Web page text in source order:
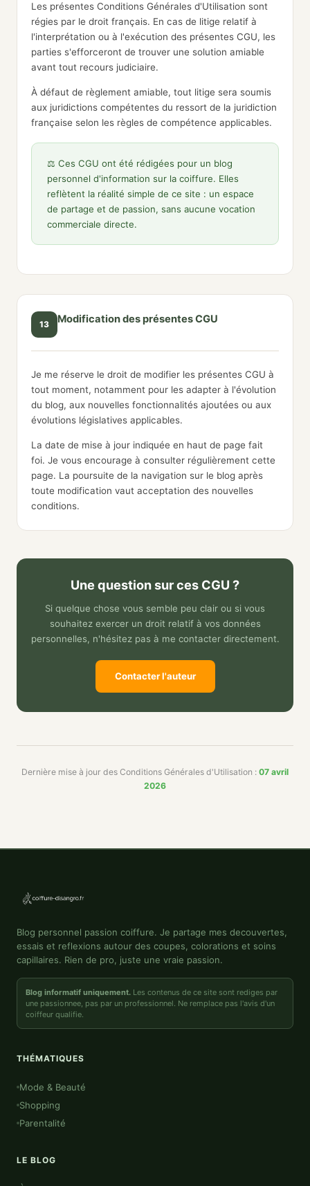
Les présentes Conditions Générales d'Utilisation sont
régies par le droit français. En cas de litige relatif à
l'interprétation ou à l'exécution des présentes CGU, les
parties s'efforceront de trouver une solution amiable
avant tout recours judiciaire.
À défaut de règlement amiable, tout litige sera soumis
aux juridictions compétentes du ressort de la juridiction
française selon les règles de compétence applicables.
⚖️ Ces CGU ont été rédigées pour un blog
personnel d'information sur la coiffure. Elles
reflètent la réalité simple de ce site : un espace
de partage et de passion, sans aucune vocation
commerciale directe.
13 Modification des présentes CGU
Je me réserve le droit de modifier les présentes CGU à
tout moment, notamment pour les adapter à l'évolution
du blog, aux nouvelles fonctionnalités ajoutées ou aux
évolutions législatives applicables.
La date de mise à jour indiquée en haut de page fait
foi. Je vous encourage à consulter régulièrement cette
page. La poursuite de la navigation sur le blog après
toute modification vaut acceptation des nouvelles
conditions.
Une question sur ces CGU ?
Si quelque chose vous semble peu clair ou si vous
souhaitez exercer un droit relatif à vos données
personnelles, n'hésitez pas à me contacter directement.
Contacter l'auteur
Dernière mise à jour des Conditions Générales d'Utilisation : 07 avril
2026
Blog personnel passion coiffure. Je partage mes decouvertes,
essais et reflexions autour des coupes, colorations et soins
capillaires. Rien de pro, juste une vraie passion.
Blog informatif uniquement. Les contenus de ce site sont rediges par
une passionnee, pas par un professionnel. Ne remplace pas l'avis d'un
coiffeur qualifie.
THÉMATIQUES
Mode & Beauté
Shopping
Parentalité
LE BLOG